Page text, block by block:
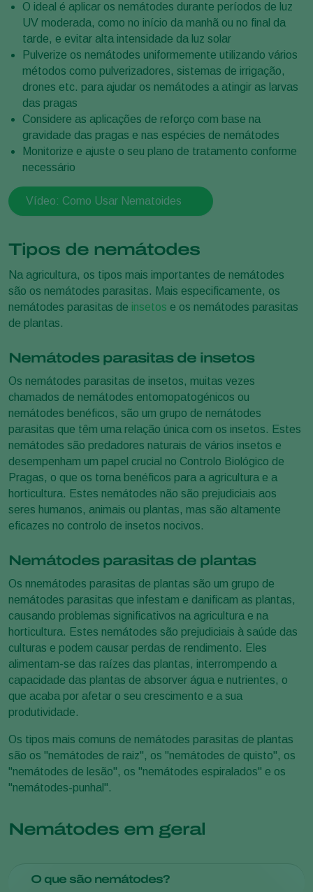
O ideal é aplicar os nemátodes durante períodos de luz
UV moderada, como no início da manhã ou no final da
tarde, e evitar alta intensidade da luz solar
Pulverize os nemátodes uniformemente utilizando vários
métodos como pulverizadores, sistemas de irrigação,
drones etc. para ajudar os nemátodes a atingir as larvas
das pragas
Considere as aplicações de reforço com base na
gravidade das pragas e nas espécies de nemátodes
Monitorize e ajuste o seu plano de tratamento conforme
necessário
Vídeo: Como Usar Nematoides
Tipos de nemátodes
Na agricultura, os tipos mais importantes de nemátodes
são os nemátodes parasitas. Mais especificamente, os
nemátodes parasitas de insetos e os nemátodes parasitas
de plantas.
Nemátodes parasitas de insetos
Os nemátodes parasitas de insetos, muitas vezes
chamados de nemátodes entomopatogénicos ou
nemátodes benéficos, são um grupo de nemátodes
parasitas que têm uma relação única com os insetos. Estes
nemátodes são predadores naturais de vários insetos e
desempenham um papel crucial no Controlo Biológico de
Pragas, o que os torna benéficos para a agricultura e a
horticultura. Estes nemátodes não são prejudiciais aos
seres humanos, animais ou plantas, mas são altamente
eficazes no controlo de insetos nocivos.
Nemátodes parasitas de plantas
Os nnemátodes parasitas de plantas são um grupo de
nemátodes parasitas que infestam e danificam as plantas,
causando problemas significativos na agricultura e na
horticultura. Estes nemátodes são prejudiciais à saúde das
culturas e podem causar perdas de rendimento. Eles
alimentam-se das raízes das plantas, interrompendo a
capacidade das plantas de absorver água e nutrientes, o
que acaba por afetar o seu crescimento e a sua
produtividade.
Os tipos mais comuns de nemátodes parasitas de plantas
são os "nemátodes de raiz", os "nemátodes de quisto", os
"nemátodes de lesão", os "nemátodes espiralados" e os
"nemátodes-punhal".
Nemátodes em geral
O que são nemátodes?